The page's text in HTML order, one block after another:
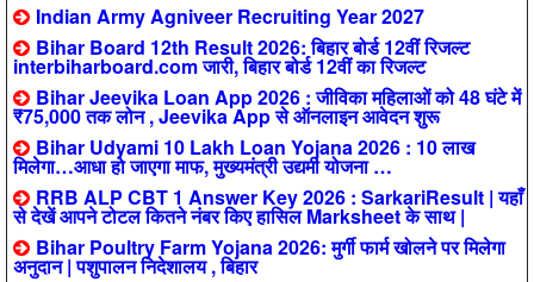
Indian Army Agniveer Recruiting Year 2027
Bihar Board 12th Result 2026: बिहार बोर्ड 12वीं रिजल्ट
interbiharboard.com जारी, बिहार बोर्ड 12वीं का रिजल्ट
Bihar Jeevika Loan App 2026 : जीविका महिलाओं को 48 घंटे में
₹75,000 तक लोन , Jeevika App से ऑनलाइन आवेदन शुरू
Bihar Udyami 10 Lakh Loan Yojana 2026 : 10 लाख
मिलेगा…आधा हो जाएगा माफ, मुख्यमंत्री उद्यमी योजना …
RRB ALP CBT 1 Answer Key 2026 : SarkariResult | यहाँ
से देखें आपने टोटल कितने नंबर किए हासिल Marksheet के साथ |
Bihar Poultry Farm Yojana 2026: मुर्गी फार्म खोलने पर मिलेगा
अनुदान | पशुपालन निदेशालय , बिहार